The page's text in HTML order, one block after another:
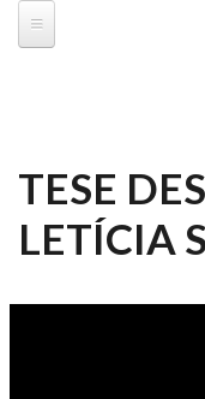
TESE
LETÍCIA